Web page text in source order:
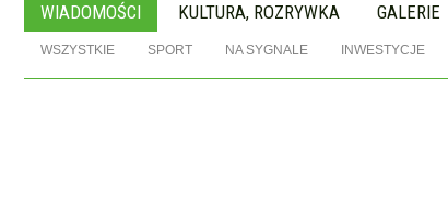
WIADOMOŚCI KULTURA, ROZRYWKA GALERIE
WSZYSTKIE SPORT NA SYGNALE INWESTYCJE